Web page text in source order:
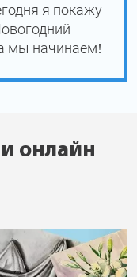
я покажу
мы начинаем!
онлайн